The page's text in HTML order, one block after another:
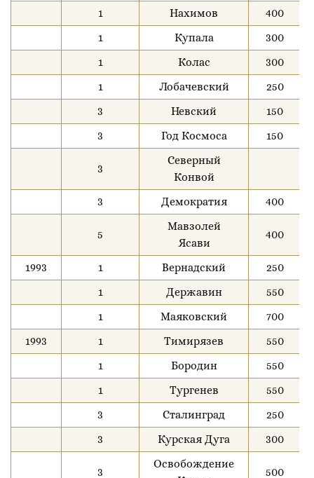
1
Нахимов
400
1
Купала
300
1
Колас
300
1
Лобачевский
250
3
Невский
150
3
Год Космоса 150
3
Северный
Конвой
3
Демократия 400
5
Мавзолей
Ясави
400
1993 1 Вернадский
250
1
Державин
550
1
Маяковский
700
1993
1 Тимирязев
550
1
Бородин
550
1
Тургенев
550
3
Сталинград
250
3
Курская Дуга 300
3
Освобождение
500